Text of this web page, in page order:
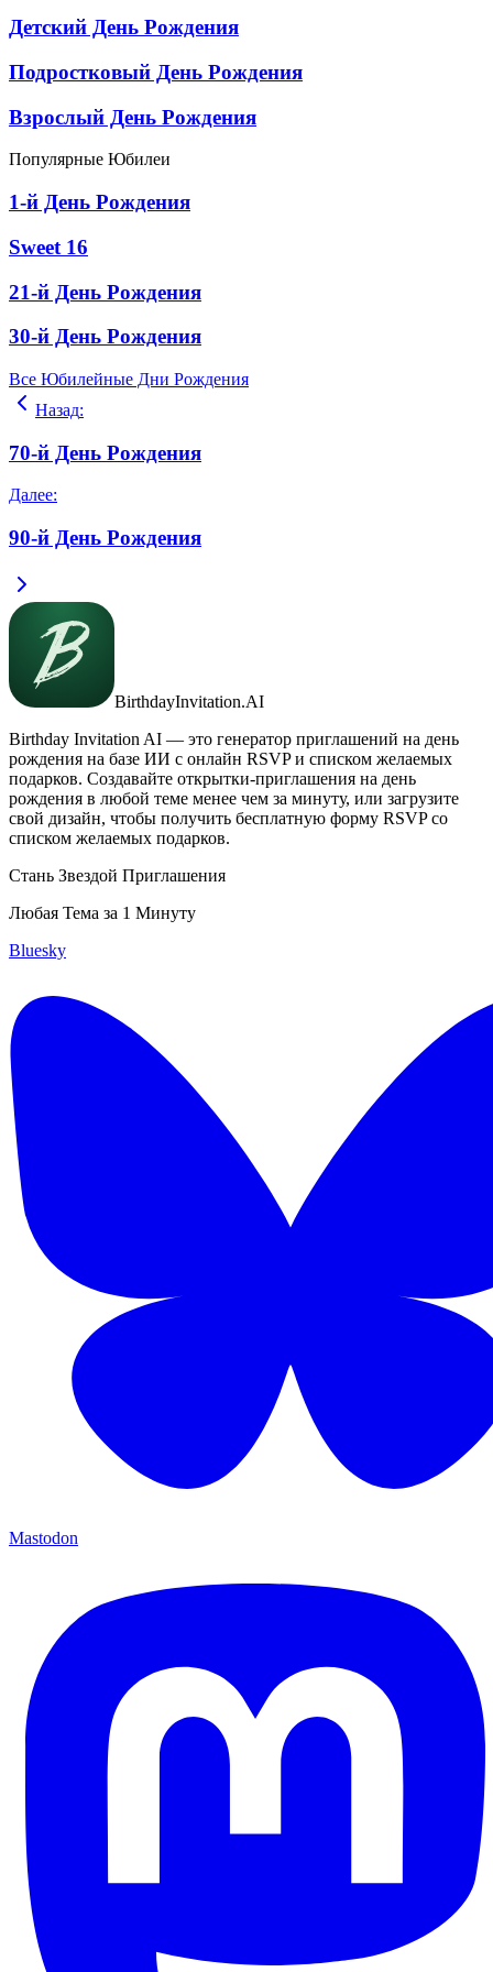
Детский День Рождения
Подростковый День Рождения
Взрослый День Рождения
Популярные Юбилеи
1-й День Рождения
Sweet 16
21-й День Рождения
30-й День Рождения
Все Юбилейные Дни Рождения
Назад:
70-й День Рождения
Далее:
90-й День Рождения
BirthdayInvitation.AI
Birthday Invitation AI — это генератор приглашений на день
рождения на базе ИИ с онлайн RSVP и списком желаемых
подарков. Создавайте открытки-приглашения на день
рождения в любой теме менее чем за минуту, или загрузите
свой дизайн, чтобы получить бесплатную форму RSVP со
списком желаемых подарков.
Стань Звездой Приглашения
Любая Тема за 1 Минуту
Bluesky
Mastodon